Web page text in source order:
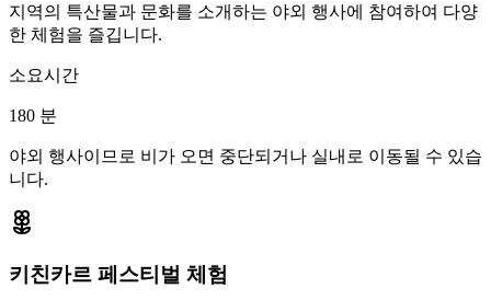
지역의 특산물과 문화를 소개하는 야외 행사에 참여하여 다양
한 체험을 즐깁니다.
소요시간
180 분
야외 행사이므로 비가 오면 중단되거나 실내로 이동될 수 있습
니다.
키친카르 페스티벌 체험